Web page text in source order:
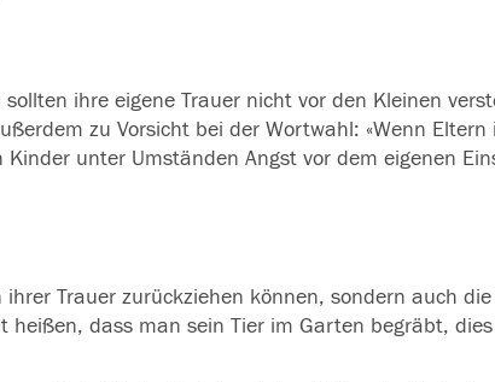
ihre eigene Trauer nicht vor den Kleinen
zu Vorsicht bei der Wortwahl: «Wenn Eltern
Kinder unter Umständen Angst vor dem eigenen
ihrer Trauer zurückziehen können, sondern auch die
heißen, dass man sein Tier im Garten begräbt,